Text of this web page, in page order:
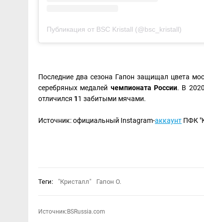
Публикация от BSC Kristall (@bsc_kristall)
Последние два сезона Гапон защищал цвета
серебряных медалей чемпионата России. В
отличился 11 забитыми мячами.
Источник: официальный Instagram-аккаунт ПФК
Теги: "Кристалл" Гапон О.
Источник:BSRussia.com